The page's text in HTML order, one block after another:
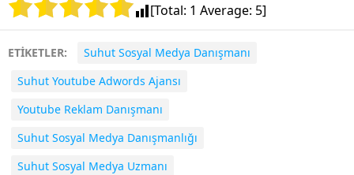
[Total: 1 Average: 5]
ETİKETLER:
Suhut Sosyal Medya Danışmanı
Suhut Youtube Adwords Ajansı
Youtube Reklam Danışmanı
Suhut Sosyal Medya Danışmanlığı
Suhut Sosyal Medya Uzmanı